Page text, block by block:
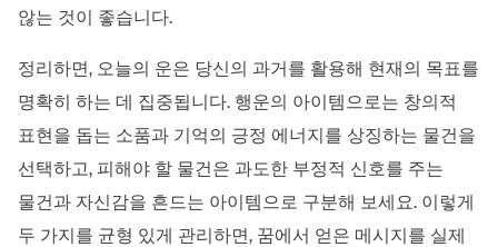
않는 것이 좋습니다.
정리하면, 오늘의 운은 당신의 과거를 활용해 현재의 목표를
명확히 하는 데 집중됩니다. 행운의 아이템으로는 창의적
표현을 돕는 소품과 기억의 긍정 에너지를 상징하는 물건을
선택하고, 피해야 할 물건은 과도한 부정적 신호를 주는
물건과 자신감을 흔드는 아이템으로 구분해 보세요. 이렇게
두 가지를 균형 있게 관리하면, 꿈에서 얻은 메시지를 실제